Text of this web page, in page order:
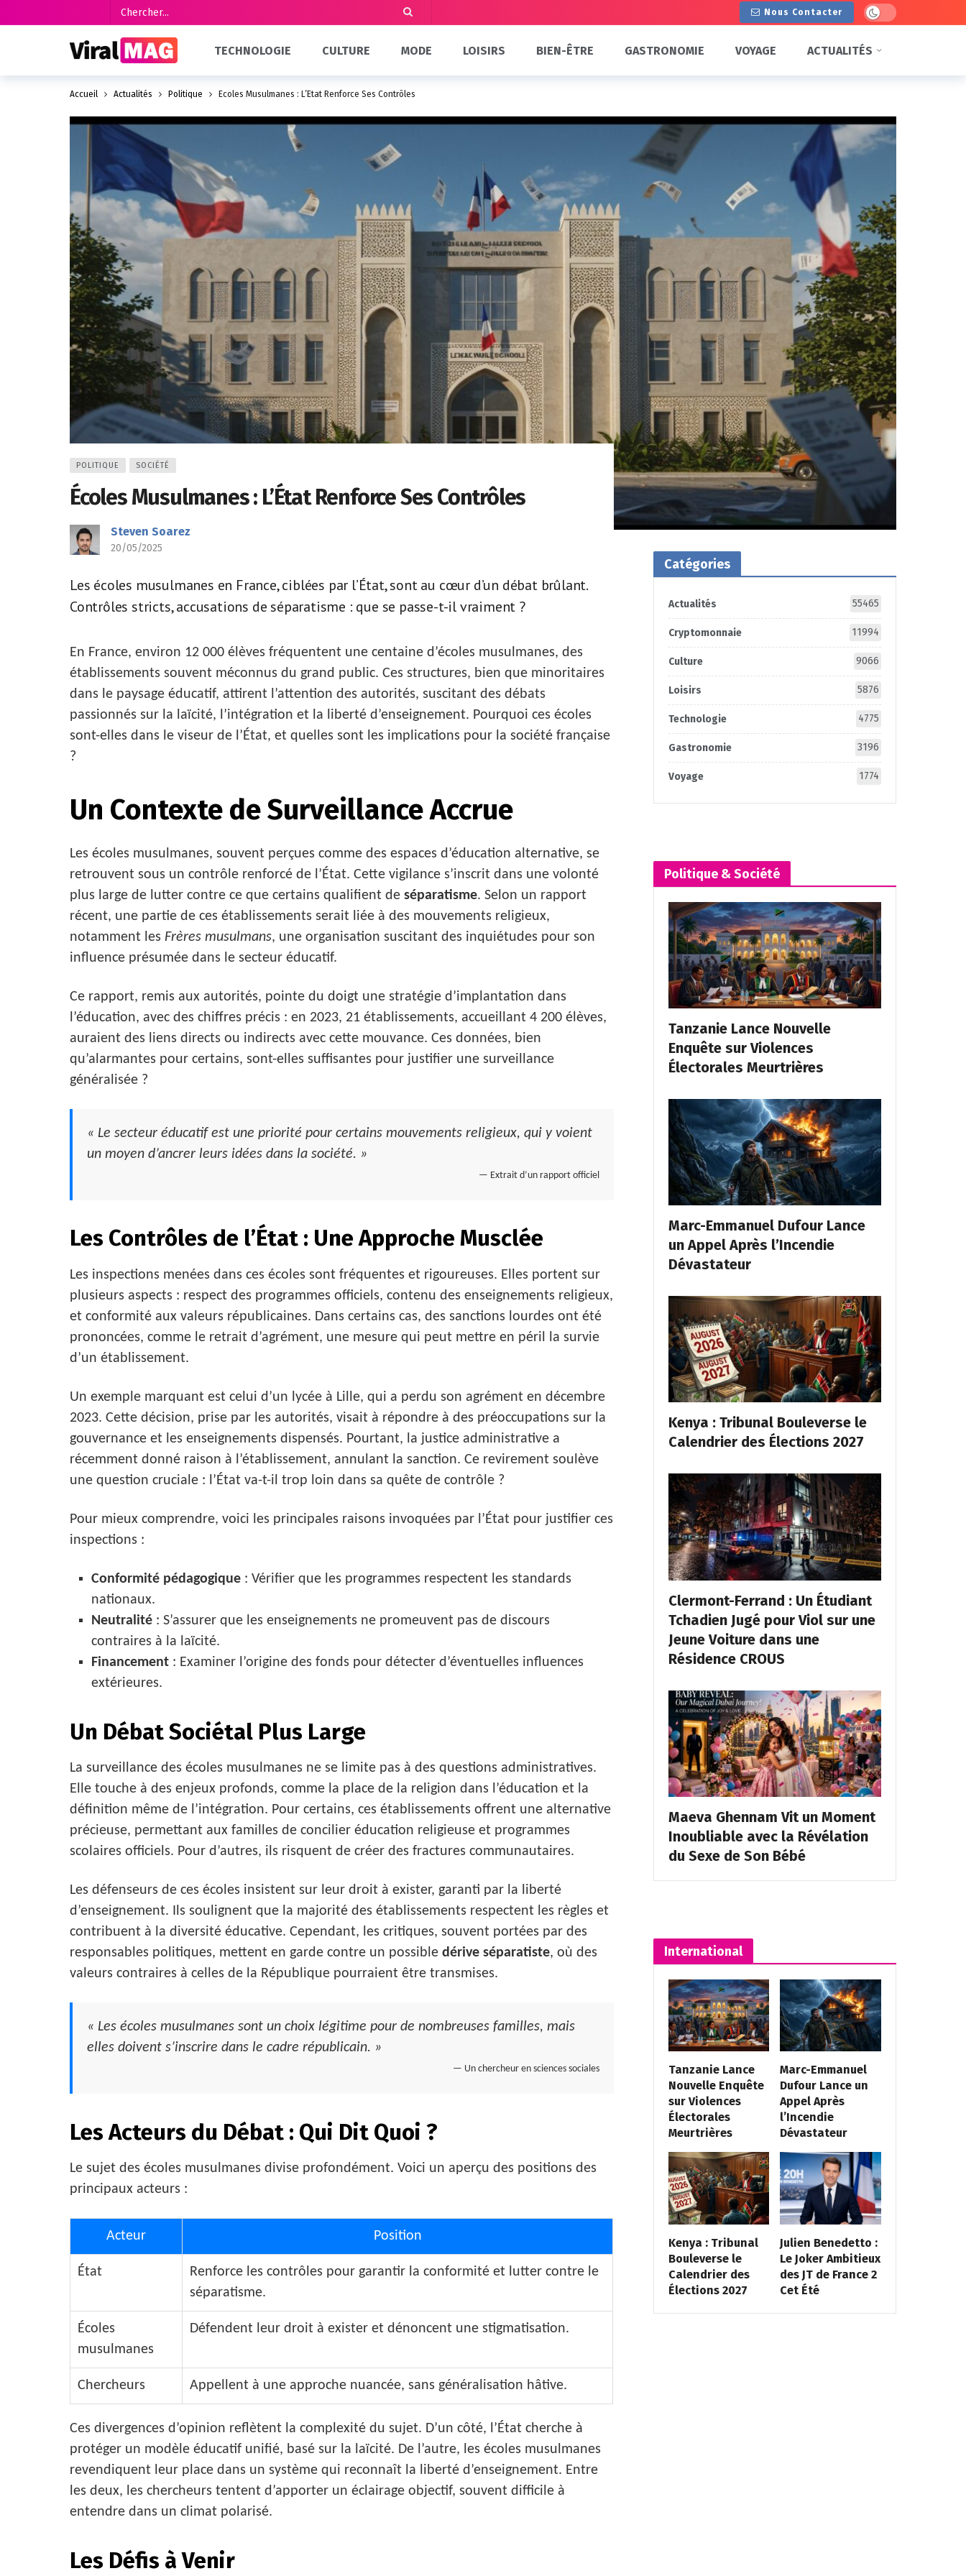
Nous Contacter Dark mode
TECHNOLOGIE CULTURE MODE LOISIRS BIEN-ÊTRE GASTRONOMIE VOYAGE ACTUALITÉS
Accueil Actualités Politique Écoles Musulmanes : L’État Renforce Ses Contrôles
POLITIQUE SOCIÉTÉ
Écoles Musulmanes : L’État Renforce Ses Contrôles
Steven Soarez
20/05/2025
Les écoles musulmanes en France, ciblées par l’État, sont au cœur d’un débat brûlant.
Contrôles stricts, accusations de séparatisme : que se passe-t-il vraiment ?
En France, environ 12 000 élèves fréquentent une centaine d’écoles musulmanes, des
établissements souvent méconnus du grand public. Ces structures, bien que minoritaires
dans le paysage éducatif, attirent l’attention des autorités, suscitant des débats
passionnés sur la laïcité, l’intégration et la liberté d’enseignement. Pourquoi ces écoles
sont-elles dans le viseur de l’État, et quelles sont les implications pour la société française
?
Un Contexte de Surveillance Accrue
Les écoles musulmanes, souvent perçues comme des espaces d’éducation alternative, se
retrouvent sous un contrôle renforcé de l’État. Cette vigilance s’inscrit dans une volonté
plus large de lutter contre ce que certains qualifient de séparatisme. Selon un rapport
récent, une partie de ces établissements serait liée à des mouvements religieux,
notamment les Frères musulmans, une organisation suscitant des inquiétudes pour son
influence présumée dans le secteur éducatif.
Ce rapport, remis aux autorités, pointe du doigt une stratégie d’implantation dans
l’éducation, avec des chiffres précis : en 2023, 21 établissements, accueillant 4 200 élèves,
auraient des liens directs ou indirects avec cette mouvance. Ces données, bien
qu’alarmantes pour certains, sont-elles suffisantes pour justifier une surveillance
généralisée ?
« Le secteur éducatif est une priorité pour certains mouvements religieux, qui y voient
un moyen d’ancrer leurs idées dans la société. »
— Extrait d’un rapport officiel
Les Contrôles de l’État : Une Approche Musclée
Les inspections menées dans ces écoles sont fréquentes et rigoureuses. Elles portent sur
plusieurs aspects : respect des programmes officiels, contenu des enseignements religieux,
et conformité aux valeurs républicaines. Dans certains cas, des sanctions lourdes ont été
prononcées, comme le retrait d’agrément, une mesure qui peut mettre en péril la survie
d’un établissement.
Un exemple marquant est celui d’un lycée à Lille, qui a perdu son agrément en décembre
2023. Cette décision, prise par les autorités, visait à répondre à des préoccupations sur la
gouvernance et les enseignements dispensés. Pourtant, la justice administrative a
récemment donné raison à l’établissement, annulant la sanction. Ce revirement soulève
une question cruciale : l’État va-t-il trop loin dans sa quête de contrôle ?
Pour mieux comprendre, voici les principales raisons invoquées par l’État pour justifier ces
inspections :
Conformité pédagogique : Vérifier que les programmes respectent les standards
nationaux.
Neutralité : S’assurer que les enseignements ne promeuvent pas de discours
contraires à la laïcité.
Financement : Examiner l’origine des fonds pour détecter d’éventuelles influences
extérieures.
Un Débat Sociétal Plus Large
La surveillance des écoles musulmanes ne se limite pas à des questions administratives.
Elle touche à des enjeux profonds, comme la place de la religion dans l’éducation et la
définition même de l’intégration. Pour certains, ces établissements offrent une alternative
précieuse, permettant aux familles de concilier éducation religieuse et programmes
scolaires officiels. Pour d’autres, ils risquent de créer des fractures communautaires.
Les défenseurs de ces écoles insistent sur leur droit à exister, garanti par la liberté
d’enseignement. Ils soulignent que la majorité des établissements respectent les règles et
contribuent à la diversité éducative. Cependant, les critiques, souvent portées par des
responsables politiques, mettent en garde contre un possible dérive séparatiste, où des
valeurs contraires à celles de la République pourraient être transmises.
« Les écoles musulmanes sont un choix légitime pour de nombreuses familles, mais
elles doivent s’inscrire dans le cadre républicain. »
— Un chercheur en sciences sociales
Les Acteurs du Débat : Qui Dit Quoi ?
Le sujet des écoles musulmanes divise profondément. Voici un aperçu des positions des
principaux acteurs :
Acteur Position
État
Renforce les contrôles pour garantir la conformité et lutter contre le
séparatisme.
Écoles
musulmanes
Défendent leur droit à exister et dénoncent une stigmatisation.
Chercheurs Appellent à une approche nuancée, sans généralisation hâtive.
Ces divergences d’opinion reflètent la complexité du sujet. D’un côté, l’État cherche à
protéger un modèle éducatif unifié, basé sur la laïcité. De l’autre, les écoles musulmanes
revendiquent leur place dans un système qui reconnaît la liberté d’enseignement. Entre
les deux, les chercheurs tentent d’apporter un éclairage objectif, souvent difficile à
entendre dans un climat polarisé.
Les Défis à Venir
Catégories
Actualités 55465
Cryptomonnaie 11994
Culture 9066
Loisirs 5876
Technologie 4775
Gastronomie 3196
Voyage 1774
Politique & Société
Tanzanie Lance Nouvelle
Enquête sur Violences
Électorales Meurtrières
Marc-Emmanuel Dufour Lance
un Appel Après l’Incendie
Dévastateur
Kenya : Tribunal Bouleverse le
Calendrier des Élections 2027
Clermont-Ferrand : Un Étudiant
Tchadien Jugé pour Viol sur une
Jeune Voiture dans une
Résidence CROUS
Maeva Ghennam Vit un Moment
Inoubliable avec la Révélation
du Sexe de Son Bébé
International
Tanzanie Lance
Nouvelle Enquête
sur Violences
Électorales
Meurtrières
Marc-Emmanuel
Dufour Lance un
Appel Après
l’Incendie
Dévastateur
Kenya : Tribunal
Bouleverse le
Calendrier des
Élections 2027
Julien Benedetto :
Le Joker Ambitieux
des JT de France 2
Cet Été